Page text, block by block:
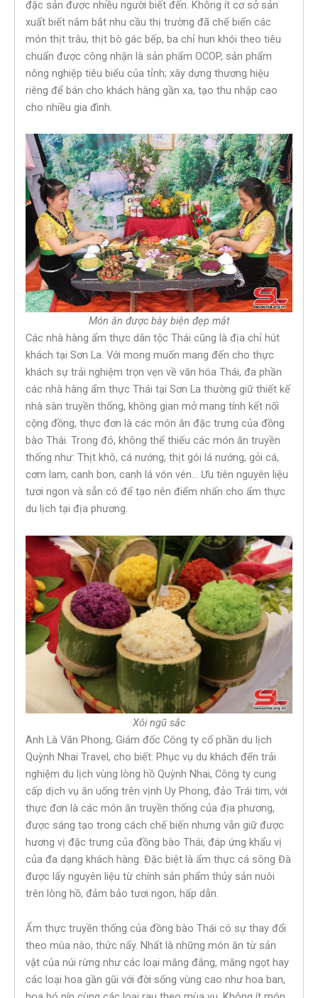
đặc sản được nhiều người biết đến. Không ít cơ sở sản
xuất biết nắm bắt nhu cầu thị trường đã chế biến các
món thịt trâu, thịt bò gác bếp, ba chỉ hun khói theo tiêu
chuẩn được công nhận là sản phẩm OCOP, sản phẩm
nông nghiệp tiêu biểu của tỉnh; xây dựng thương hiệu
riêng để bán cho khách hàng gần xa, tạo thu nhập cao
cho nhiều gia đình.
Món ăn được bày biện đẹp mắt
Các nhà hàng ẩm thực dân tộc Thái cũng là địa chỉ hút
khách tại Sơn La. Với mong muốn mang đến cho thực
khách sự trải nghiệm trọn vẹn về văn hóa Thái, đa phần
các nhà hàng ẩm thực Thái tại Sơn La thường giữ thiết kế
nhà sàn truyền thống, không gian mở mang tính kết nối
cộng đồng, thực đơn là các món ăn đặc trưng của đồng
bào Thái. Trong đó, không thể thiếu các món ăn truyền
thống như: Thịt khô, cá nướng, thịt gói lá nướng, gỏi cá,
cơm lam, canh bon, canh lá vón vén… Ưu tiên nguyên liệu
tươi ngon và sẵn có để tạo nên điểm nhấn cho ẩm thực
du lịch tại địa phương.
Xôi ngũ sắc
Anh Là Văn Phong, Giám đốc Công ty cổ phần du lịch
Quỳnh Nhai Travel, cho biết: Phục vụ du khách đến trải
nghiệm du lịch vùng lòng hồ Quỳnh Nhai, Công ty cung
cấp dịch vụ ăn uống trên vịnh Uy Phong, đảo Trái tim, với
thực đơn là các món ăn truyền thống của địa phương,
được sáng tạo trong cách chế biến nhưng vẫn giữ được
hương vị đặc trưng của đồng bào Thái, đáp ứng khẩu vị
của đa dạng khách hàng. Đặc biệt là ẩm thực cá sông Đà
được lấy nguyên liệu từ chính sản phẩm thủy sản nuôi
trên lòng hồ, đảm bảo tươi ngon, hấp dẫn.
Ẩm thực truyền thống của đồng bào Thái có sự thay đổi
theo mùa nào, thức nấy. Nhất là những món ăn từ sản
vật của núi rừng như các loại măng đắng, măng ngọt hay
các loại hoa gần gũi với đời sống vùng cao như hoa ban,